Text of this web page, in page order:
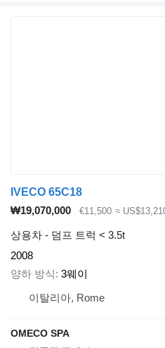
IVECO 65C18
₩19,070,000
€11,500 ≈
상용차 - 덤프 트럭 < 3.5t
2008
양하 방식 3웨이
이탈리아, Rome
OMECO SPA